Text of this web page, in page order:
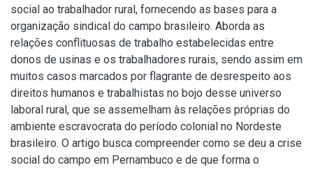
social ao trabalhador rural, fornecendo as bases para a
organização sindical do campo brasileiro. Aborda as
relações conflituosas de trabalho estabelecidas entre
donos de usinas e os trabalhadores rurais, sendo assim em
muitos casos marcados por flagrante de desrespeito aos
direitos humanos e trabalhistas no bojo desse universo
laboral rural, que se assemelham às relações próprias do
ambiente escravocrata do período colonial no Nordeste
brasileiro. O artigo busca compreender como se deu a crise
social do campo em Pernambuco e de que forma o